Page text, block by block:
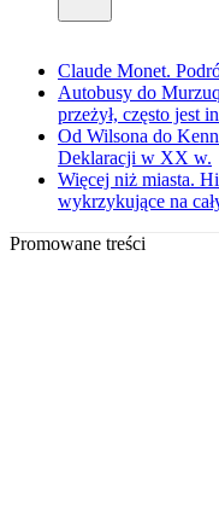
Claude Monet.
Autobusy do
przeżył, często jest
Od Wilsona do
Deklaracji w XX w.
Więcej niż miasta.
wykrzykujące na
Promowane treści